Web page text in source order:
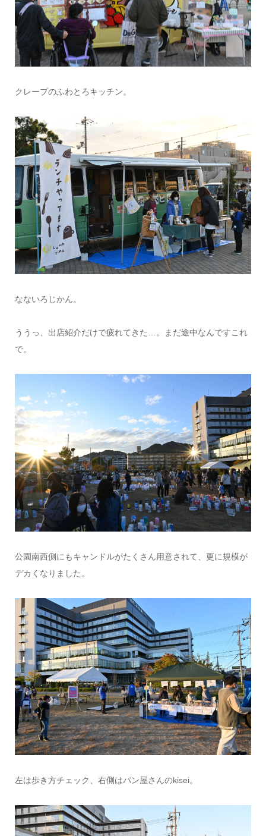
クレープのふわとろキッチン。
なないろじかん。
ううっ、出店紹介だけで疲れてきた…。まだ途中なんですこれ
で。
公園南西側にもキャンドルがたくさん用意されて、更に規模が
デカくなりました。
左は歩き方チェック、右側はパン屋さんのkisei。
情報提供をする！ 広告掲載について